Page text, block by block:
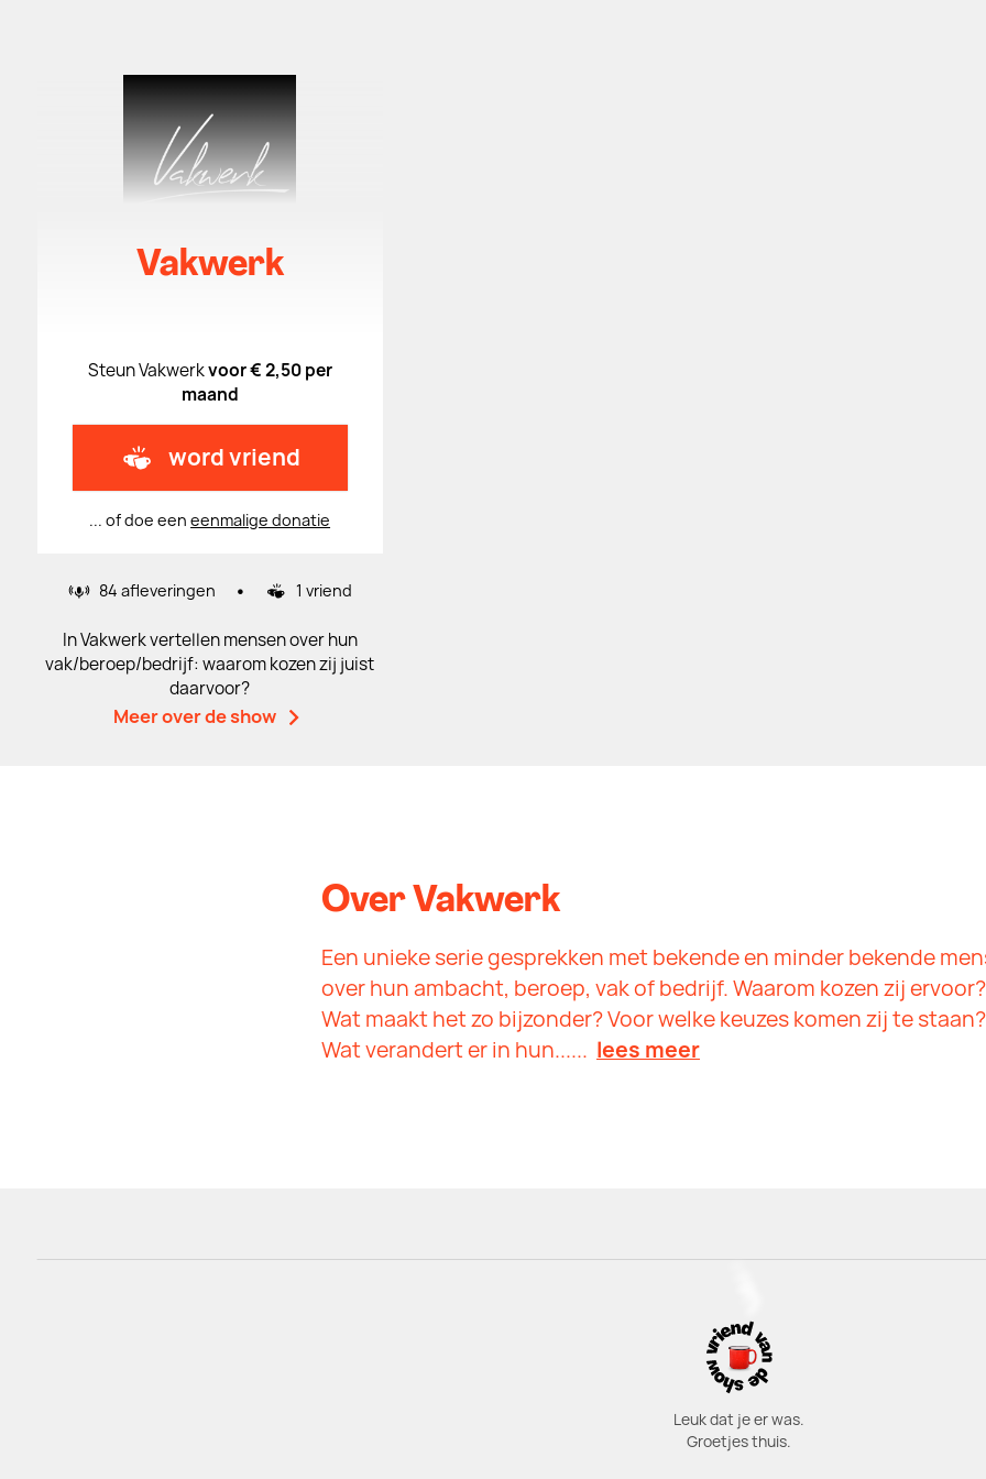
Vakwerk
Steun Vakwerkvoor € 2,50 per
maand
word vriend
... of doe eeneenmalige donatie
84 afleveringen • 1 vriend
In Vakwerk vertellen mensen over hun
vak/beroep/bedrijf: waarom kozen zij juist
daarvoor?
Meer over de show
Over Vakwerk
Een unieke serie gesprekken met bekende en minder bekende
over hun ambacht, beroep, vak of bedrijf. Waarom kozen zij ervoor?
Wat maakt het zo bijzonder? Voor welke keuzes komen zij te staan?
Wat verandert er in hun...... lees meer
Leuk dat je er was.
Groetjes thuis.